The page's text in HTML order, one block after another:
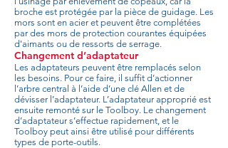
broche est protégée par la pièce de guidage. Les
mors sont en acier et peuvent être complétées
par des mors de protection courantes équipées
d'aimants ou de ressorts de serrage.
Changement d’adaptateur
Les adaptateurs peuvent être remplacés selon
les besoins. Pour ce faire, il suffit d’actionner
l’arbre central à l’aide d’une clé Allen et de
dévisser l’adaptateur. L’adaptateur approprié est
ensuite remonté sur le Toolboy. Le changement
d’adaptateur s’effectue rapidement, et le
Toolboy peut ainsi être utilisé pour différents
types de porte-outils.